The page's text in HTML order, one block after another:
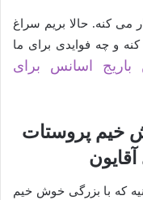
می کنه. حالا بریم سراغ
و چه فوایدی برای ما
باریج اسانس برای
خیم پروستات
که با بزرگی خوش خیم